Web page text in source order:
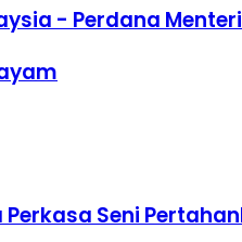
- Perdana Menteri
Seni